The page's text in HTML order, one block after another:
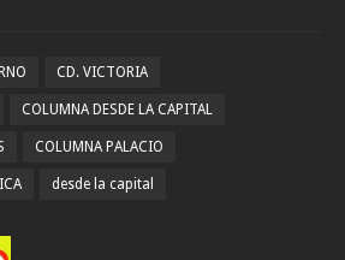
CD. VICTORIA
COLUMNA DESDE LA CAPITAL
COLUMNA PALACIO
desde la capital